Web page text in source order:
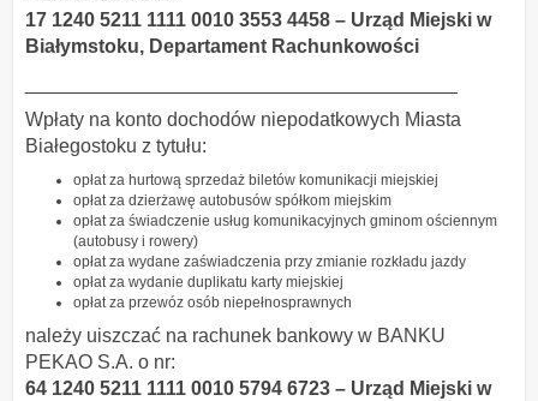
17 1240 5211 1111 0010 3553 4458 – Urząd Miejski w
Białymstoku, Departament Rachunkowości
Wpłaty na konto dochodów niepodatkowych Miasta
Białegostoku z tytułu:
opłat za hurtową sprzedaż biletów komunikacji miejskiej
opłat za dzierżawę autobusów spółkom miejskim
opłat za świadczenie usług komunikacyjnych gminom ościennym
(autobusy i rowery)
opłat za wydane zaświadczenia przy zmianie rozkładu jazdy
opłat za wydanie duplikatu karty miejskiej
opłat za przewóz osób niepełnosprawnych
należy uiszczać na rachunek bankowy w BANKU
PEKAO S.A. o nr:
64 1240 5211 1111 0010 5794 6723 – Urząd Miejski w